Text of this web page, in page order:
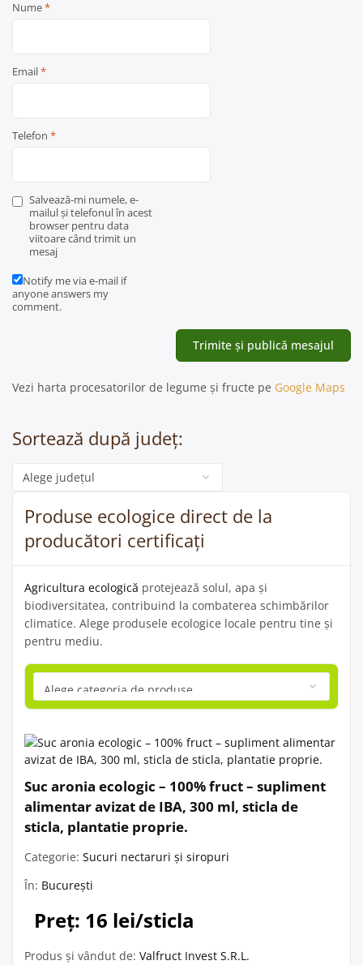
Nume*
Email*
Telefon *
Salvează-mi numele, e-
mailul și telefonul în acest
browser pentru data
viitoare când trimit un
mesaj
Notify me via e-mail if
anyone answers my
comment.
Vezi harta procesatorilor de legume și fructe pe Google Maps
Sortează după județ:
Categorie
Produse ecologice direct de la
producători certificați
Agricultura ecologică protejează solul, apa și
biodiversitatea, contribuind la combaterea schimbărilor
climatice. Alege produsele ecologice locale pentru tine și
pentru mediu.
Suc aronia ecologic – 100% fruct – supliment
alimentar avizat de IBA, 300 ml, sticla de
sticla, plantatie proprie.
Categorie: Sucuri nectaruri și siropuri
În: București
Preț: 16 lei/sticla
Produs și vândut de: Valfruct Invest S.R.L.